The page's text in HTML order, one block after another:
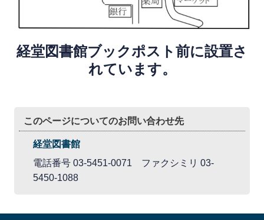
経堂図書館ブックポスト前に設置さ
れています。
このページについてのお問い合わせ先
経堂図書館
電話番号 03-5451-0071 ファクシミリ 03-
5450-1088